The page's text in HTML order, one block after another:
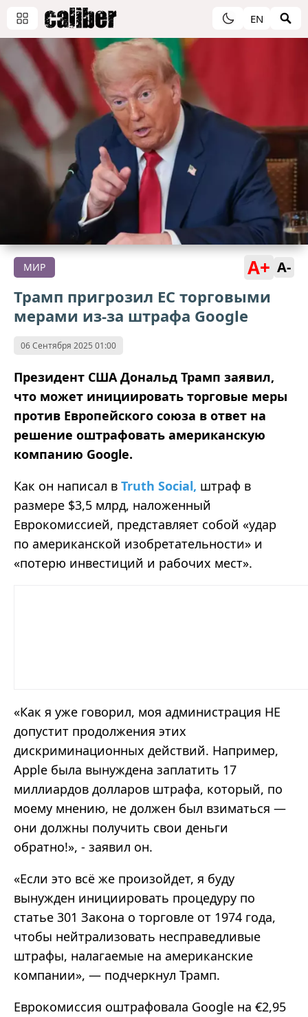
EN
МИР A+ A-
Трамп пригрозил ЕС торговыми
мерами из-за штрафа Google
06 Сентября 2025 01:00
Президент США Дональд Трамп заявил,
что может инициировать торговые меры
против Европейского союза в ответ на
решение оштрафовать американскую
компанию Google.
Как он написал в Truth Social, штраф в
размере $3,5 млрд, наложенный
Еврокомиссией, представляет собой «удар
по американской изобретательности» и
«потерю инвестиций и рабочих мест».
«Как я уже говорил, моя администрация НЕ
допустит продолжения этих
дискриминационных действий. Например,
Apple была вынуждена заплатить 17
миллиардов долларов штрафа, который, по
моему мнению, не должен был взиматься —
они должны получить свои деньги
обратно!», - заявил он.
«Если это всё же произойдет, я буду
вынужден инициировать процедуру по
статье 301 Закона о торговле от 1974 года,
чтобы нейтрализовать несправедливые
штрафы, налагаемые на американские
компании», — подчеркнул Трамп.
Еврокомиссия оштрафовала Google на €2,95